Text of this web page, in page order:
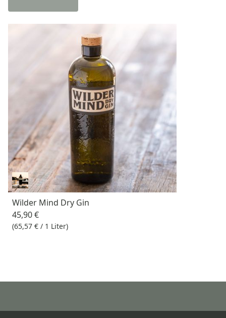
Wilder Mind Dry Gin
45,90 €
(65,57 € / 1 Liter)